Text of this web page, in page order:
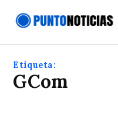
Etiqueta:
GCom